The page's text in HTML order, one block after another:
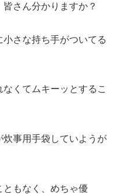
さん分かりますか？
さな持ち手がついてる
くてムキーッとするこ
炊事用手袋していようが
ともなく、めちゃ優